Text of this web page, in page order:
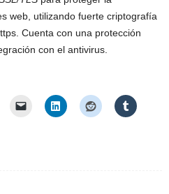
web, utilizando fuerte criptografía
Cuenta con una protección
con el antivirus.